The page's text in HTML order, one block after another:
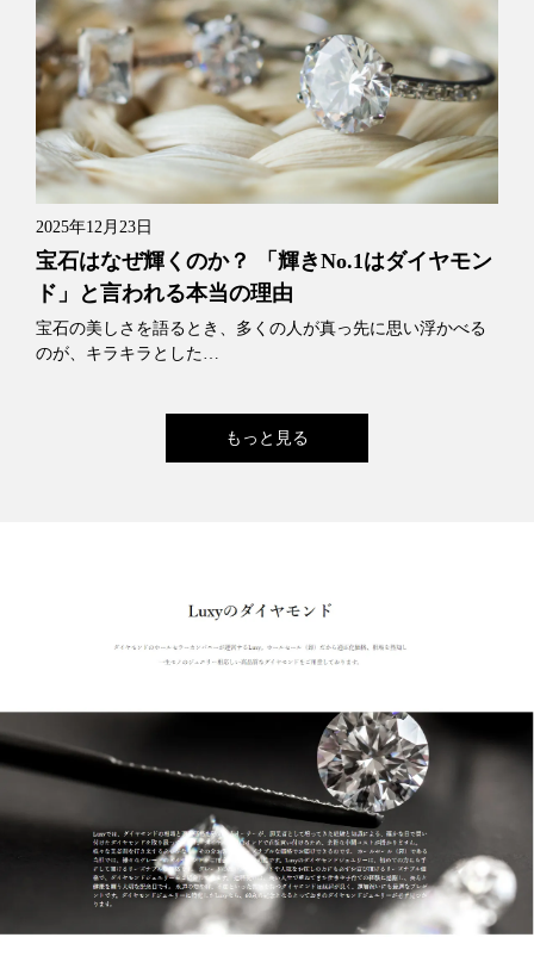
2025年12月23日
宝石はなぜ輝くのか？ 「輝きNo.1はダイヤモン
ド」と言われる本当の理由
宝石の美しさを語るとき、多くの人が真っ先に思い浮かべる
のが、キラキラとした…
もっと見る